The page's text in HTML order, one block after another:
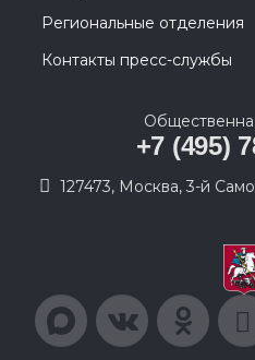
Региональные отделения
Контакты пресс-службы
+7 (495)
127473, Москва, 3-й